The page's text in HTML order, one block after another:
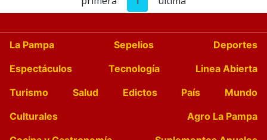
La Pampa Sepelios
Deportes
Espectáculos
Tecnología
Linea Abierta
Turismo
Salud Edictos País
Mundo
Culturales
Agro La Pampa